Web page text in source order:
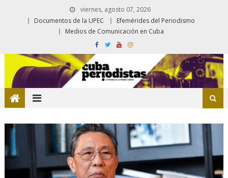
viernes, agosto 07, 2026
Documentos de la UPEC
Efemérides del Periodismo
Medios de Comunicación en Cuba